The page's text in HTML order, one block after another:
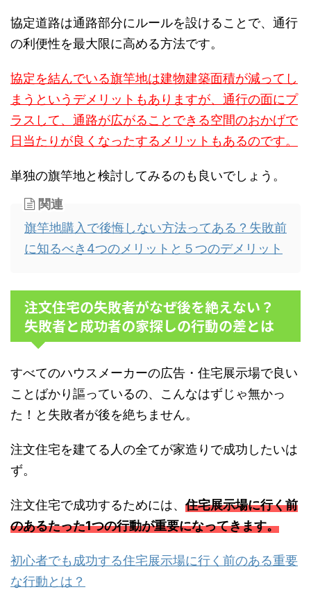
協定道路は通路部分にルールを設けることで、通行
の利便性を最大限に高める方法です。
協定を結んでいる旗竿地は建物建築面積が減ってし
まうというデメリットもありますが、通行の面にプ
ラスして、通路が広がることできる空間のおかげで
日当たりが良くなったするメリットもあるのです。
単独の旗竿地と検討してみるのも良いでしょう。
関連
旗竿地購入で後悔しない方法ってある？失敗前
に知るべき4つのメリットと５つのデメリット
注文住宅の失敗者がなぜ後を絶えない？
失敗者と成功者の家探しの行動の差とは
すべてのハウスメーカーの広告・住宅展示場で良い
ことばかり謳っているの、こんなはずじゃ無かっ
た！と失敗者が後を絶ちません。
注文住宅を建てる人の全てが家造りで成功したいは
ず。
注文住宅で成功するためには、住宅展示場に行く前
のあるたった1つの行動が重要になってきます。
初心者でも成功する住宅展示場に行く前のある重要
な行動とは？